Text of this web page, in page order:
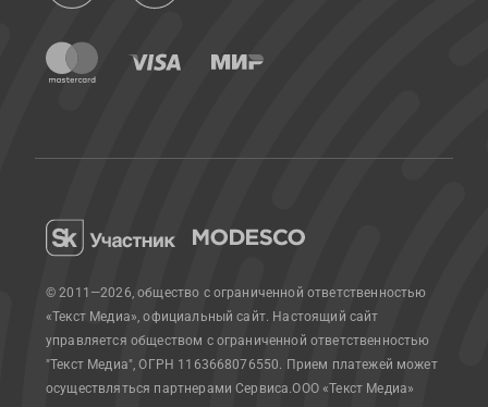
© 2011—2026, общество с ограниченной ответственностью
«Текст Медиа», официальный сайт. Настоящий сайт
управляется обществом с ограниченной ответственностью
"Текст Медиа", ОГРН 1163668076550. Прием платежей может
осуществляться партнерами Сервиса.ООО «Текст Медиа»